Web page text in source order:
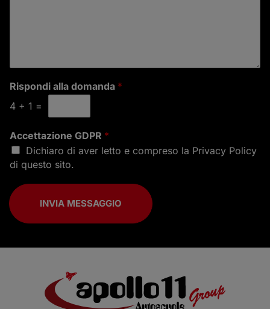
Rispondi alla domanda *
4 + 1 =
Accettazione GDPR *
Dichiaro di aver letto e compreso la Privacy Policy
di questo sito.
INVIA MESSAGGIO